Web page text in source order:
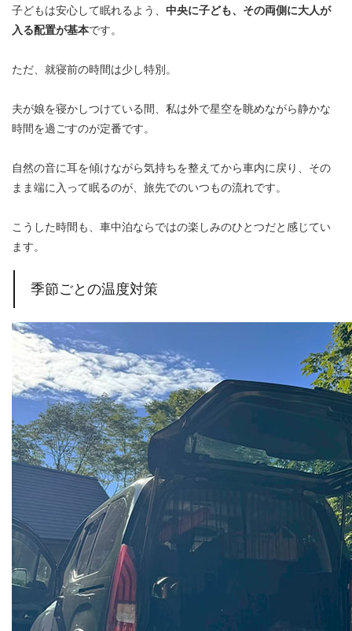
子どもは安心して眠れるよう、 中央に子ども、その両側に大人が
入る配置が基本です。
ただ、就寝前の時間は少し特別。
夫が娘を寝かしつけている間、私は外で星空を眺めながら静かな
時間を過ごすのが定番です。
自然の音に耳を傾けながら気持ちを整えてから車内に戻り、その
まま端に入って眠るのが、旅先でのいつもの流れです。
こうした時間も、車中泊ならではの楽しみのひとつだと感じてい
ます。
季節ごとの温度対策